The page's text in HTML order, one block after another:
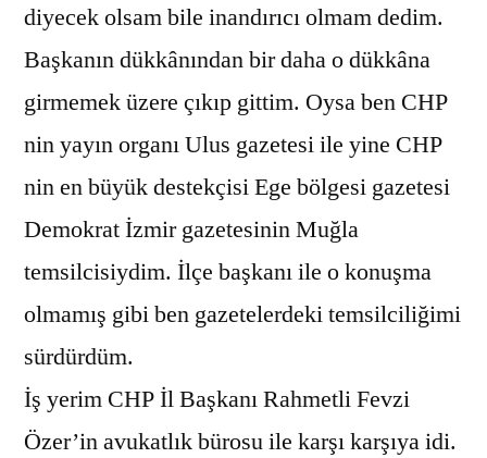
diyecek olsam bile inandırıcı olmam dedim.
Başkanın dükkânından bir daha o dükkâna
girmemek üzere çıkıp gittim. Oysa ben CHP
nin yayın organı Ulus gazetesi ile yine CHP
nin en büyük destekçisi Ege bölgesi gazetesi
Demokrat İzmir gazetesinin Muğla
temsilcisiydim. İlçe başkanı ile o konuşma
olmamış gibi ben gazetelerdeki temsilciliğimi
sürdürdüm.
İş yerim CHP İl Başkanı Rahmetli Fevzi
Özer’in avukatlık bürosu ile karşı karşıya idi.